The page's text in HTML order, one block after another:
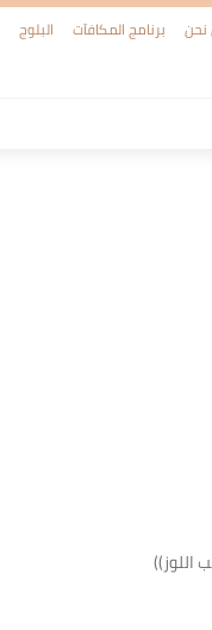
برنامج المكافآت البلوج
اللوز))